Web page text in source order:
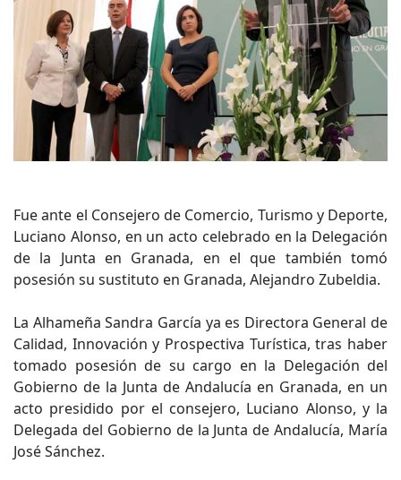
Fue ante el Consejero de Comercio, Turismo y Deporte,
Luciano Alonso, en un acto celebrado en la Delegación
de la Junta en Granada, en el que también tomó
posesión su sustituto en Granada, Alejandro Zubeldia.
La Alhameña Sandra García ya es Directora General de
Calidad, Innovación y Prospectiva Turística, tras haber
tomado posesión de su cargo en la Delegación del
Gobierno de la Junta de Andalucía en Granada, en un
acto presidido por el consejero, Luciano Alonso, y la
Delegada del Gobierno de la Junta de Andalucía, María
José Sánchez.